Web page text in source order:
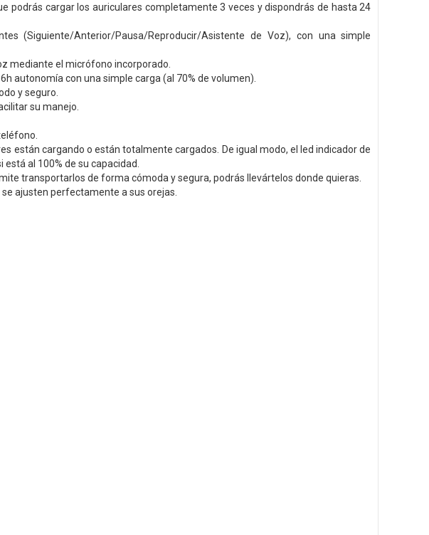
podrás cargar los auriculares completamente 3 veces y dispondrás de hasta 24
(Siguiente/Anterior/Pausa/Reproducir/Asistente de Voz), con una simple
mediante el micrófono incorporado.
autonomía con una simple carga (al 70% de volumen).
y seguro.
su manejo.
están cargando o están totalmente cargados. De igual modo, el led indicador de
al 100% de su capacidad.
transportarlos de forma cómoda y segura, podrás llevártelos donde quieras.
ajusten perfectamente a sus orejas.